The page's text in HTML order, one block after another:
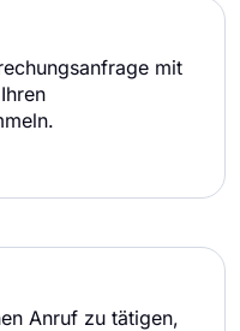
mit
Anruf zu tätigen,